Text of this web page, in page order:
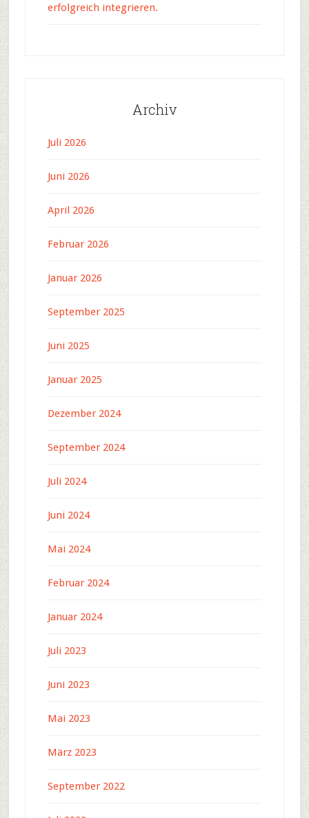
erfolgreich integrieren.
Archiv
Juli 2026
Juni 2026
April 2026
Februar 2026
Januar 2026
September 2025
Juni 2025
Januar 2025
Dezember 2024
September 2024
Juli 2024
Juni 2024
Mai 2024
Februar 2024
Januar 2024
Juli 2023
Juni 2023
Mai 2023
März 2023
September 2022